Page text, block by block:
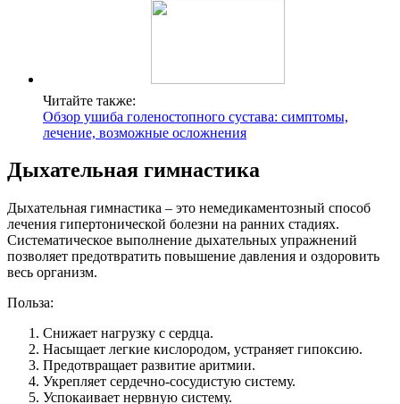
Читайте также:
Обзор ушиба голеностопного сустава: симптомы,
лечение, возможные осложнения
Дыхательная гимнастика
Дыхательная гимнастика – это немедикаментозный способ
лечения гипертонической болезни на ранних стадиях.
Систематическое выполнение дыхательных упражнений
позволяет предотвратить повышение давления и оздоровить
весь организм.
Польза:
Снижает нагрузку с сердца.
Насыщает легкие кислородом, устраняет гипоксию.
Предотвращает развитие аритмии.
Укрепляет сердечно-сосудистую систему.
Успокаивает нервную систему.